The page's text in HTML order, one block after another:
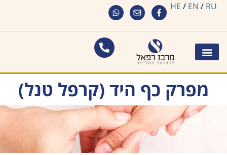
HE / EN / RU
מפרק כף היד (קרפל טנל)